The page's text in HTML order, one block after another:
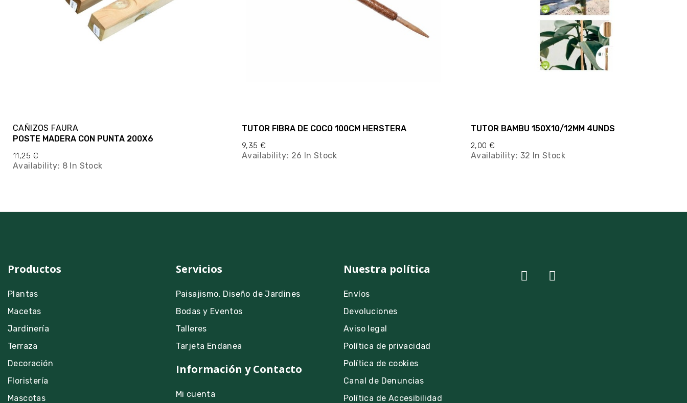
CAÑIZOS FAURA
POSTE MADERA CON PUNTA 200X6
11,25 €
Availability: 8 In Stock
TUTOR FIBRA DE COCO 100CM HERSTERA
9,35 €
Availability: 26 In Stock
TUTOR BAMBU 150X10/12MM 4UNDS
2,00 €
Availability: 32 In Stock
Productos
Plantas
Macetas
Jardinería
Terraza
Decoración
Floristería
Mascotas
Servicios
Paisajismo, Diseño de Jardines
Bodas y Eventos
Talleres
Tarjeta Endanea
Información y Contacto
Mi cuenta
Nuestra política
Envíos
Devoluciones
Aviso legal
Política de privacidad
Política de cookies
Canal de Denuncias
Política de Accesibilidad